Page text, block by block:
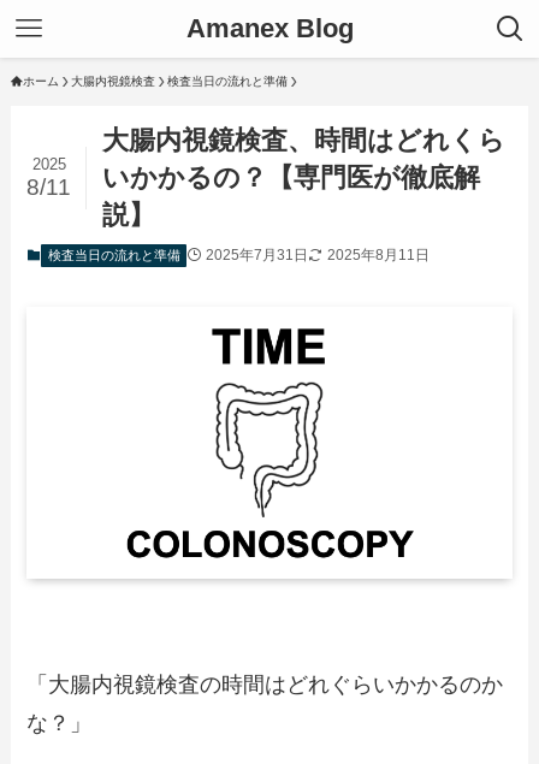
Amanex Blog
ホーム 大腸内視鏡検査 検査当日の流れと準備
大腸内視鏡検査、時間はどれくら
いかかるの？【専門医が徹底解
説】
2025
8/11
検査当日の流れと準備 2025年7月31日 2025年8月11日
「大腸内視鏡検査の時間はどれぐらいかかるのか
な？」